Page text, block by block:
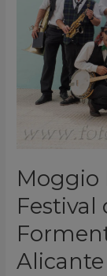
Moggio
Festival
Alicante
Jazz
de
Formentera
Alicante